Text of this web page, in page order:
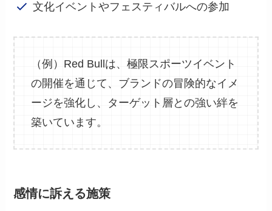
文化イベントやフェスティバルへの参加
（例）Red Bullは、極限スポーツイベント
の開催を通じて、ブランドの冒険的なイメ
ージを強化し、ターゲット層との強い絆を
築いています。
感情に訴える施策